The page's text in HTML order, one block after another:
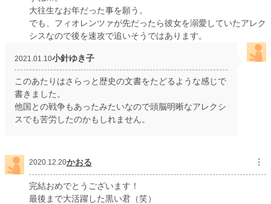
大往生なお年だった事を願う。
でも、フィオレンツァが先だったら彼女を溺愛していたアレク
シスなので後を速攻で追いそうではあります。
2021.01.10小針ゆき子
このあたりはさらっと歴史の文書をたどるような感じで
書きました。
他国との戦争もあったみたいなので頭脳明晰なアレクシ
スでも苦労したのかもしれません。
2020.12.20かおる ︙
完結おめでとうございます！
最後まで大活躍した黒い君（笑）